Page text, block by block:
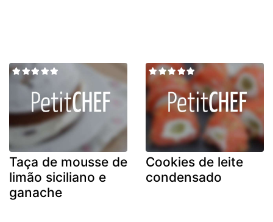
Taça de mousse de
limão siciliano e
ganache
Cookies de leite
condensado